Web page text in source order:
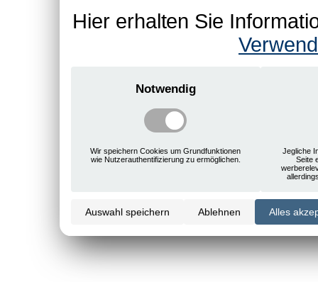
Hier erhalten Sie
Notwendig
Wir speichern Cookies um Grundfunktionen
wie Nutzerauthentifizierung zu ermöglichen.
Jegliche
Seite
Auswahl speichern Ablehnen Alles